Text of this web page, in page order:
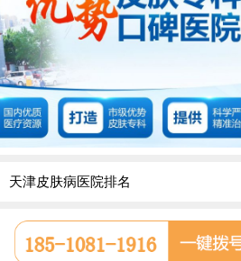
天津皮肤病医院排名
天津津门皮肤病医院怎么样